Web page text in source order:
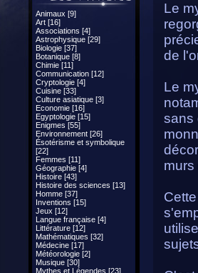
Animaux [9]
Art [16]
Associations [4]
Astrophysique [29]
Biologie [37]
Botanique [8]
Chimie [11]
Communication [12]
Cryptologie [4]
Cuisine [33]
Culture asiatique [3]
Economie [16]
Egyptologie [15]
Enigmes [55]
Environnement [26]
Ésotérisme et symbolique
[22]
Femmes [11]
Géographie [4]
Histoire [43]
Histoire des sciences [13]
Homme [37]
Inventions [15]
Jeux [12]
Langue française [4]
Littérature [12]
Mathématiques [32]
Médecine [17]
Météorologie [2]
Musique [30]
Mythes et Légendes [23]
Le
de
Le
sans